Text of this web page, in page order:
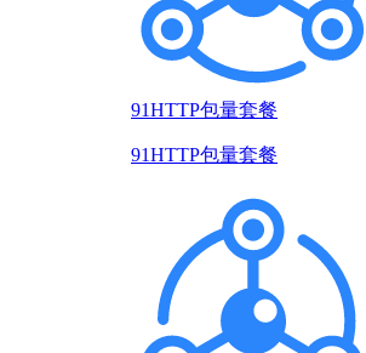
91HTTP包量套餐
91HTTP包量套餐